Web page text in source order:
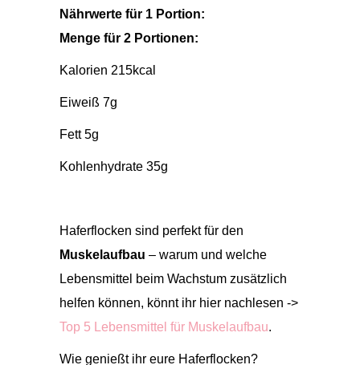
Nährwerte für 1 Portion:
Menge für 2 Portionen:
Kalorien 215kcal
Eiweiß 7g
Fett 5g
Kohlenhydrate 35g
Haferflocken sind perfekt für den
Muskelaufbau – warum und welche
Lebensmittel beim Wachstum zusätzlich
helfen können, könnt ihr hier nachlesen ->
Top 5 Lebensmittel für Muskelaufbau.
Wie genießt ihr eure Haferflocken?